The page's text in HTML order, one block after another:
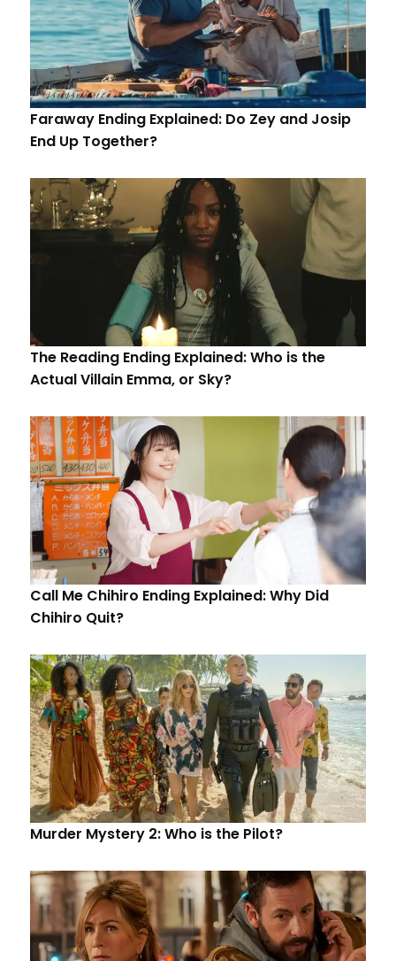
Faraway Ending Explained: Do Zey and Josip
End Up Together?
The Reading Ending Explained: Who is the
Actual Villain Emma, or Sky?
Call Me Chihiro Ending Explained: Why Did
Chihiro Quit?
Murder Mystery 2: Who is the Pilot?